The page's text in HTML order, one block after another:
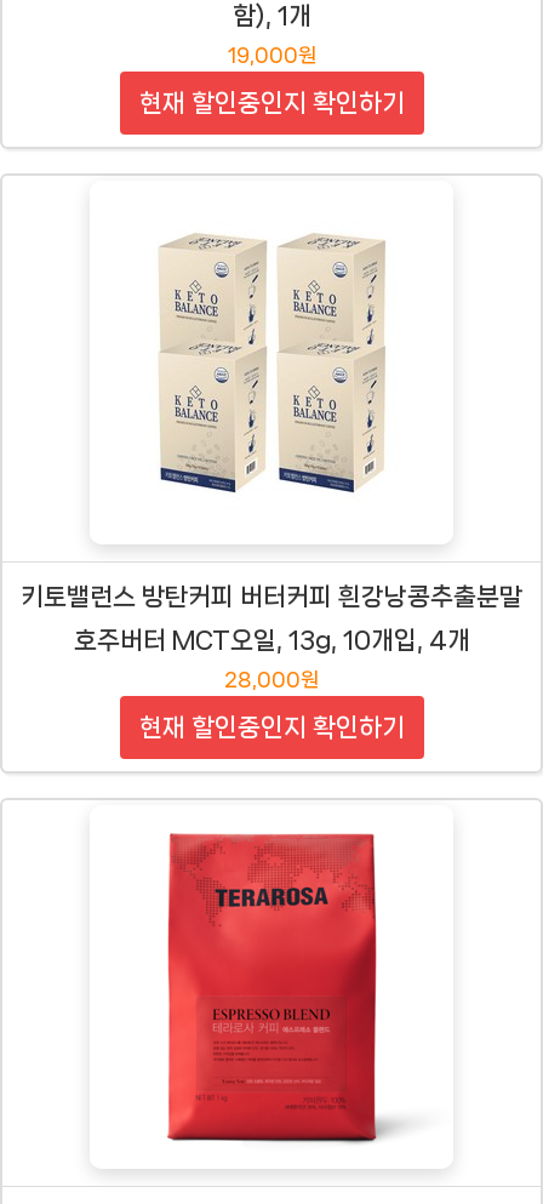
함), 1개
19,000원
현재 할인중인지 확인하기
키토밸런스 방탄커피 버터커피 흰강낭콩추출분말
호주버터 MCT오일, 13g, 10개입, 4개
28,000원
현재 할인중인지 확인하기